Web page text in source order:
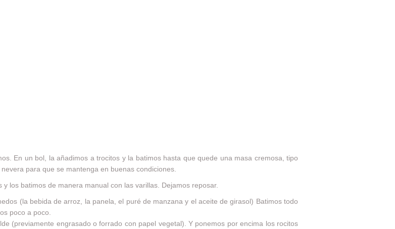
En un bol, la añadimos a trocitos y la batimos hasta que quede una masa cremosa, tipo
para que se mantenga en buenas condiciones.
los batimos de manera manual con las varillas. Dejamos reposar.
(la bebida de arroz, la panela, el puré de manzana y el aceite de girasol) Batimos todo
poco a poco.
(previamente engrasado o forrado con papel vegetal). Y ponemos por encima los rocitos